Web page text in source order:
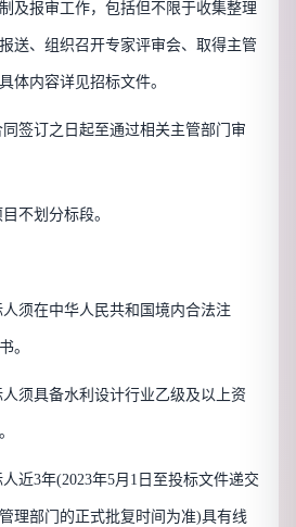
及报审工作，包括但不限于收集整理
送、组织召开专家评审会、取得主管
体内容详见招标文件。
同签订之日起至通过相关主管部门审
不划分标段。
人须在中华人民共和国境内合法注
。
人须具备水利设计行业乙级及以上资
人近3年(2023年5月1日至投标文件递交
理部门的正式批复时间为准)具有线